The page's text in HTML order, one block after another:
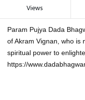
Views
Param Pujya Dada
of Akram Vignan, who is
spiritual power to
https://